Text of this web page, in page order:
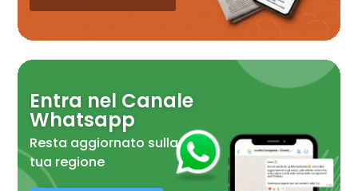
Entra nel Canale
Whatsapp
Resta aggiornato sulla
tua regione